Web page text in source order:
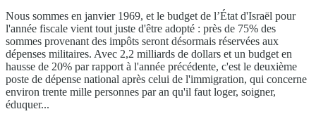
Nous sommes en janvier 1969, et le budget de l’État d'Israël pour
l'année fiscale vient tout juste d'être adopté : près de 75% des
sommes provenant des impôts seront désormais réservées aux
dépenses militaires. Avec 2,2 milliards de dollars et un budget en
hausse de 20% par rapport à l'année précédente, c'est le deuxième
poste de dépense national après celui de l'immigration, qui concerne
environ trente mille personnes par an qu'il faut loger, soigner,
éduquer...